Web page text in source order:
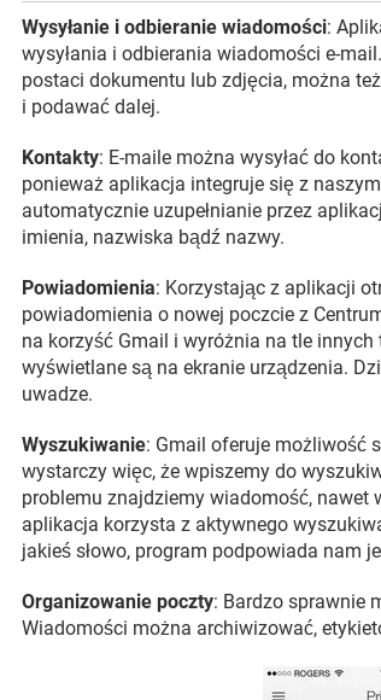
Wysyłanie i odbieranie wiadomości:
wysyłania i odbierania wiadomości e-
postaci dokumentu lub zdjęcia, można
i podawać dalej.
Kontakty: E-maile można wysyłać do
ponieważ aplikacja integruje się z
automatycznie uzupełnianie przez
imienia, nazwiska bądź nazwy.
Powiadomienia: Korzystając z aplikacji
powiadomienia o nowej poczcie z
na korzyść Gmail i wyróżnia na tle
wyświetlane są na ekranie urządzenia.
uwadze.
Wyszukiwanie: Gmail oferuje możliwość
wystarczy więc, że wpiszemy do
problemu znajdziemy wiadomość, nawet
aplikacja korzysta z aktywnego
jakieś słowo, program podpowiada nam
Organizowanie poczty: Bardzo sprawnie
Wiadomości można archiwizować,